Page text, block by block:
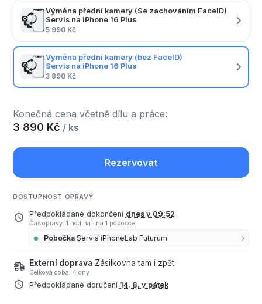
Výměna přední kamery (Se zachováním FaceID)
Servis na iPhone 16 Plus
5 990 Kč
Výměna přední kamery (bez FaceID)
Servis na iPhone 16 Plus
3 890 Kč
Konečná cena včetně dílu a práce:
3 890 Kč / ks
Rezervovat
DOSTUPNOST OPRAVY
Předpokládané dokončení dnes v 09:52
Čas opravy: 1 hodina · na 1 pobočce
Pobočka Servis iPhoneLab Futurum
Externí doprava Zásilkovna tam i zpět
Celková doba: 4 dny
Předpokládané doručení 14. 8. v pátek